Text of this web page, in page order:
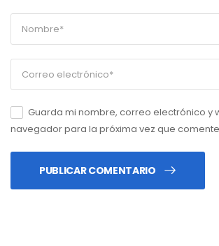
Guarda mi nombre, correo electrónico y
navegador para la próxima vez que
PUBLICAR COMENTARIO